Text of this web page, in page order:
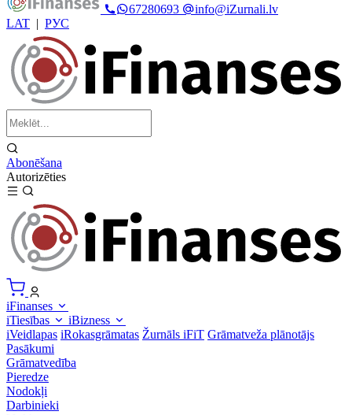
67280693
info@iZurnali.lv
LAT | РУС
Abonēšana
Autorizēties
iFinanses
iTiesības
iBizness
iVeidlapas iRokasgrāmatas Žurnāls iFiT Grāmatveža plānotājs
Pasākumi
Grāmatvedība
Pieredze
Nodokļi
Darbinieki